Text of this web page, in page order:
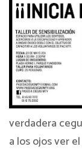
verdadera
a los ojos ver